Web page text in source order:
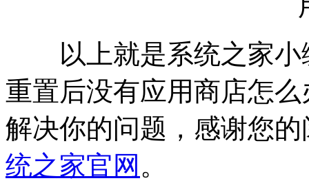
以上就是系统之家小
重置后没有应用商店怎
解决你的问题，感谢您
统之家官网 。